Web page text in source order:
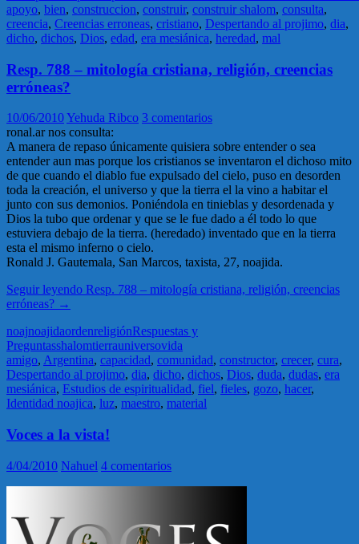
apoyo, bien, construccion, construir, construir shalom, consulta,
creencia, Creencias erroneas, cristiano, Despertando al projimo, dia,
dicho, dichos, Dios, edad, era mesiánica, heredad, mal
Resp. 788 – mitología cristiana, religión, creencias
erróneas?
10/06/2010Yehuda Ribco 3 comentarios
ronal.ar nos consulta:
A manera de repaso únicamente quisiera sobre entender o sea
entender aun mas porque los cristianos se inventaron el dichoso mito
de que cuando el diablo fue expulsado del cielo, puso en desorden
toda la creación, el universo y que la tierra el la vino a habitar el
junto con sus demonios. Poniéndola en tinieblas y desordenada y
Dios la tubo que ordenar y que se le fue dado a él todo lo que
estuviera debajo de la tierra. (heredado) inventado que en la tierra
esta el mismo inferno o cielo.
Ronald J. Gautemala, San Marcos, taxista, 27, noajida.
Seguir leyendo Resp. 788 – mitología cristiana, religión, creencias
erróneas? →
noajnoajidaordenreligiónRespuestas y
Preguntasshalomtierrauniversovida
amigo, Argentina, capacidad, comunidad, constructor, crecer, cura,
Despertando al projimo, dia, dicho, dichos, Dios, duda, dudas, era
mesiánica, Estudios de espiritualidad, fiel, fieles, gozo, hacer,
Identidad noajica, luz, maestro, material
Voces a la vista!
4/04/2010 Nahuel 4 comentarios